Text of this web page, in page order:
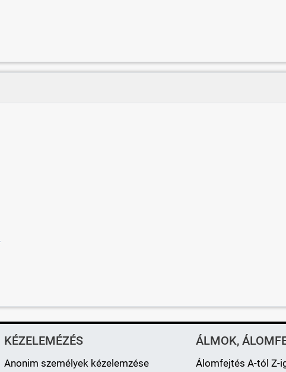
KÉZELEMÉZÉS
Anonim személyek kézelemzése
ÁLMOK,
Álomfejtés A-tól Z-